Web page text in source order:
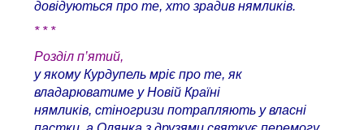
довідуються про те, хто зрадив нямликів.
* * *
Розділ п’ятий,
у якому Курдупель мріє про те, як
владарюватиме у Новій Країні
нямликів, стіногризи потрапляють у власні